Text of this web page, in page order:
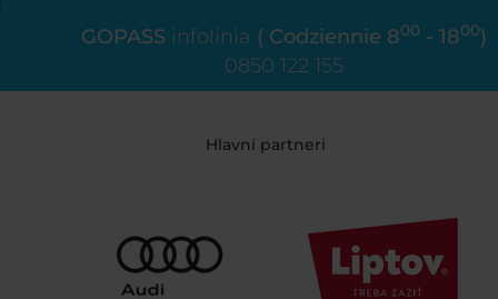
GOPASS infolinia ( Codziennie 800 - 1800)
0850 122 155
Hlavní partneri